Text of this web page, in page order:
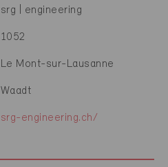
srg | engineering
1052
Le Mont-sur-Lausanne
Waadt
srg-engineering.ch/